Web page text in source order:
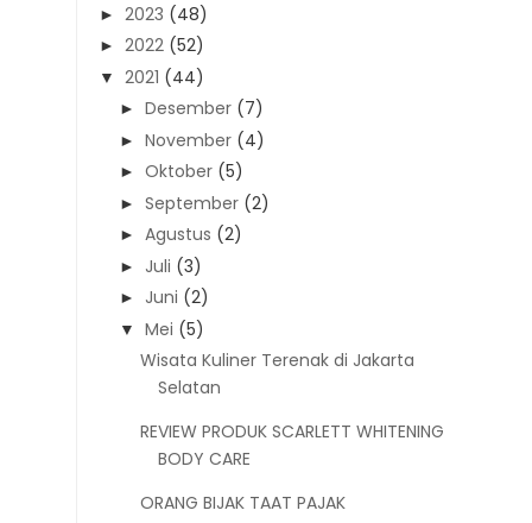
► 2023 (48)
► 2022 (52)
▼ 2021 (44)
► Desember (7)
► November (4)
► Oktober (5)
► September (2)
► Agustus (2)
► Juli (3)
► Juni (2)
▼ Mei (5)
Wisata Kuliner Terenak di Jakarta
Selatan
REVIEW PRODUK SCARLETT WHITENING
BODY CARE
ORANG BIJAK TAAT PAJAK